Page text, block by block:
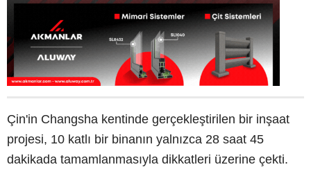
Çin'in Changsha kentinde gerçekleştirilen bir inşaat
projesi, 10 katlı bir binanın yalnızca 28 saat 45
dakikada tamamlanmasıyla dikkatleri üzerine çekti.